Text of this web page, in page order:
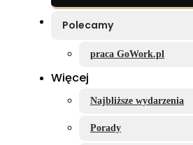
Polecamy
praca GoWork.pl
Więcej
Najbliższe wydarzenia
Porady